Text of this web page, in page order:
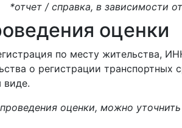
*отчет / справка, в зависимости
оценки
по месту жительства,
о регистрации транспортных
виде.
оценки, можно